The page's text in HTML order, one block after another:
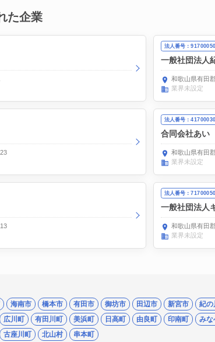
た企業
法人番号：
一般社団法人
和歌山県有田
業界未設定
法人番号：
合同会社あい
和歌山県有田
業界未設定
法人番号：
一般社団法人
和歌山県有田
業界未設定
海南市 橋本市 有田市 御坊市 田辺市 新宮市 紀の
広川町 有田川町 美浜町 日高町 由良町 印南町 みな
古座川町 北山村 串本町